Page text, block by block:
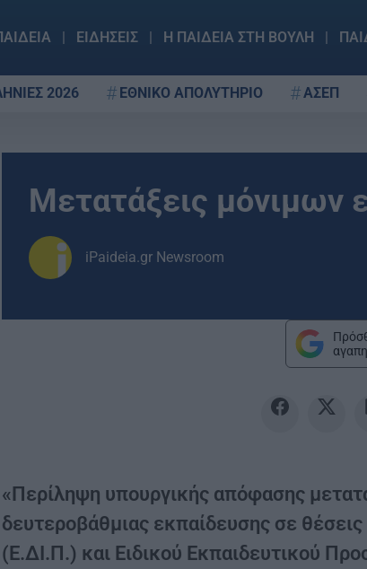
ΕΙΔΗΣΕΙΣ Η ΠΑΙΔΕΙΑ ΣΤΗ ΒΟΥΛΗ
2026 ΕΘΝΙΚΟ ΑΠΟΛΥΤΗΡΙΟ ΑΣΕΠ
Mετατάξεις μόνιμων
iPaideia.gr Newsroom
«Περίληψη υπουργικής απόφασης
δευτεροβάθμιας εκπαίδευσης σε
(Ε.ΔΙ.Π.) και Ειδικού Εκπαιδευτικού